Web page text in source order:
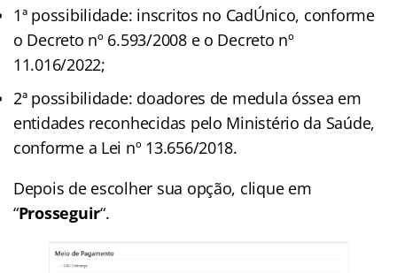
1ª possibilidade: inscritos no CadÚnico, conforme
o Decreto nº 6.593/2008 e o Decreto nº
11.016/2022;
2ª possibilidade: doadores de medula óssea em
entidades reconhecidas pelo Ministério da Saúde,
conforme a Lei nº 13.656/2018.
Depois de escolher sua opção, clique em
“Prosseguir“.